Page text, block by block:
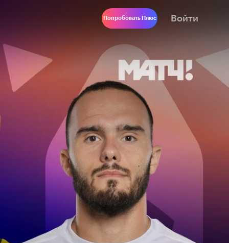
Попробовать Плюс Войти